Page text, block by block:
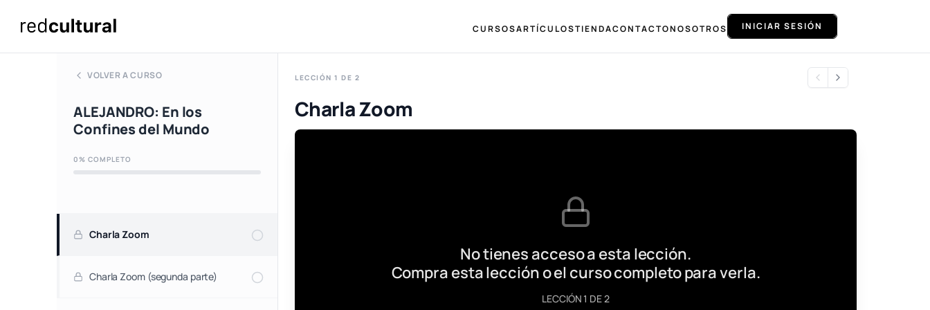
CURSOSARTÍCULOSTIENDACONTACTONOSOTROS INICIAR SESIÓN
VOLVER A CURSO
ALEJANDRO: En los
Confines del Mundo
0% COMPLETO
Charla Zoom
Charla Zoom (segunda parte)
LECCIÓN 1 DE 2
Charla Zoom
No tienes acceso a esta lección.
Compra esta lección o el curso completo para verla.
LECCIÓN 1 DE 2